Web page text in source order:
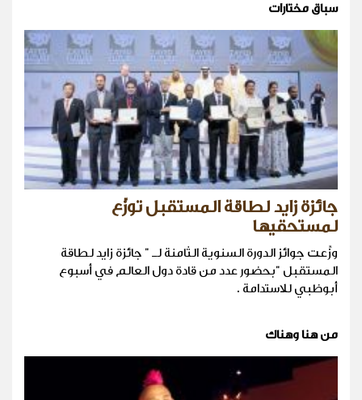
سباق مختارات
جائزة زايد لطاقة المستقبل توزّع
لمستحقيها
وزِّعت جوائز الدورة السنوية الثامنة لـ " جائزة زايد لطاقة
المستقبل "بحضور عدد من قادة دول العالم في أسبوع
أبوظبي للاستدامة .
من هنا وهناك